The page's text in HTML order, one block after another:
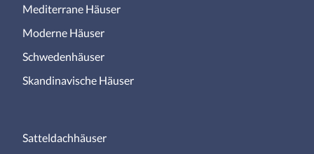
Mediterrane Häuser
Moderne Häuser
Schwedenhäuser
Skandinavische Häuser
Satteldachhäuser